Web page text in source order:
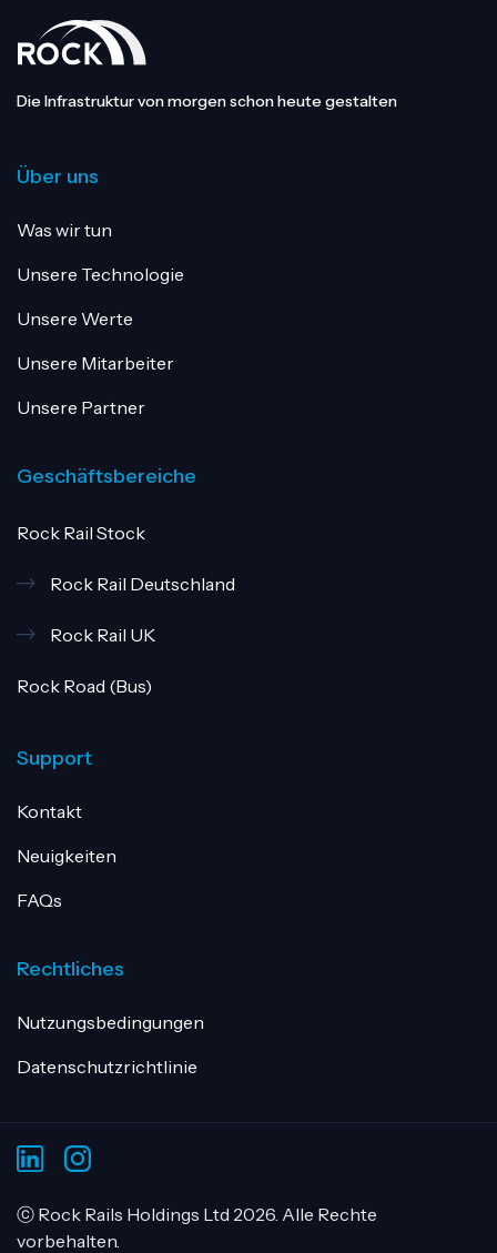
Die Infrastruktur von morgen schon heute gestalten
Über uns
Was wir tun
Unsere Technologie
Unsere Werte
Unsere Mitarbeiter
Unsere Partner
Geschäftsbereiche
Rock Rail Stock
Rock Rail Deutschland
Rock Rail UK
Rock Road (Bus)
Support
Kontakt
Neuigkeiten
FAQs
Rechtliches
Nutzungsbedingungen
Datenschutzrichtlinie
ⓒ Rock Rails Holdings Ltd 2026. Alle Rechte
vorbehalten.